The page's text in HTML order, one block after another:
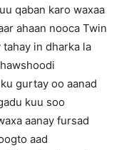
qaban karo waxaa
ahaan nooca Twin
in dharka la
gurtay oo aanad
kuu soo
aanay fursad
aad